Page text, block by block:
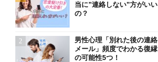
当に”連絡しない”方がいい
の？
男性心理「別れた後の連絡
メール」頻度でわかる復縁
の可能性5つ！